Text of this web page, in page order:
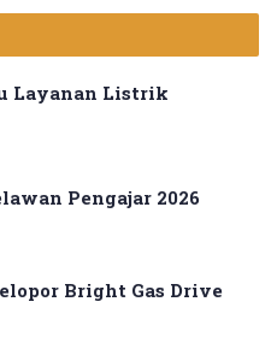
Layanan Listrik
Pengajar 2026
Bright Gas Drive